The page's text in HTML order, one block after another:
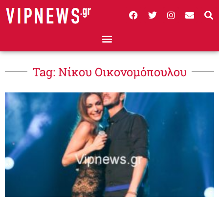
Tag: Νίκου Οικονομόπουλου